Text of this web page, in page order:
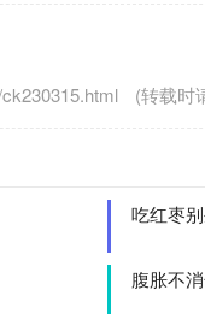
(转载时
吃红枣
腹胀不